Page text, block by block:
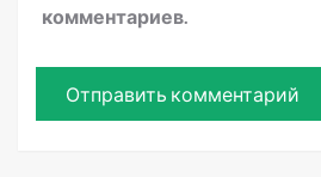
комментариев.